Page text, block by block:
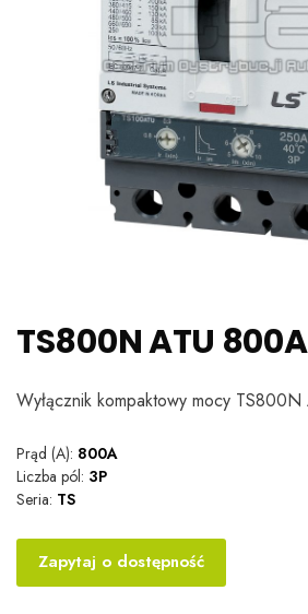
TS800N ATU
Wyłącznik kompaktowy mocy
Prąd (A): 800A
Liczba pól: 3P
Seria: TS
Zapytaj o dostępność